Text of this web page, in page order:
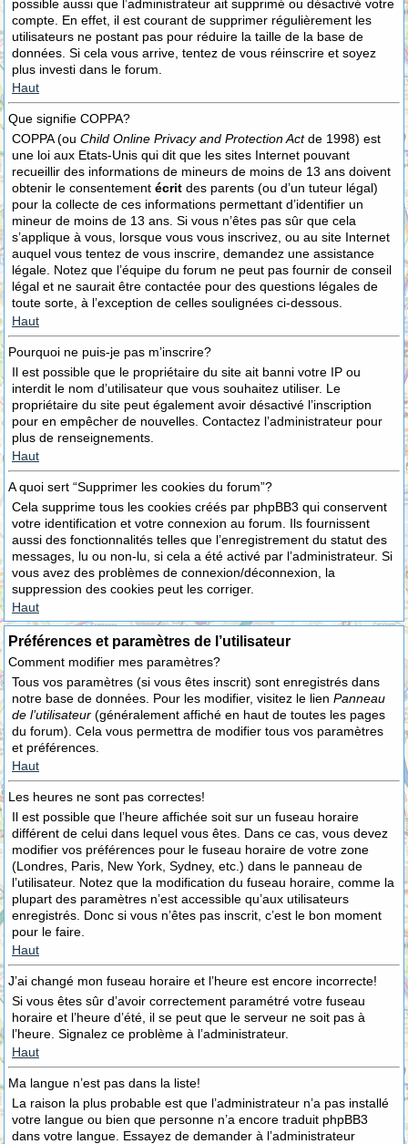
possible aussi que l’administrateur ait supprimé ou désactivé votre
compte. En effet, il est courant de supprimer régulièrement les
utilisateurs ne postant pas pour réduire la taille de la base de
données. Si cela vous arrive, tentez de vous réinscrire et soyez
plus investi dans le forum.
Haut
Que signifie COPPA?
COPPA (ou Child Online Privacy and Protection Actde 1998) est
une loi aux Etats-Unis qui dit que les sites Internet pouvant
recueillir des informations de mineurs de moins de 13 ans doivent
obtenir le consentement écrit des parents (ou d’un tuteur légal)
pour la collecte de ces informations permettant d’identifier un
mineur de moins de 13 ans. Si vous n’êtes pas sûr que cela
s’applique à vous, lorsque vous vous inscrivez, ou au site Internet
auquel vous tentez de vous inscrire, demandez une assistance
légale. Notez que l’équipe du forum ne peut pas fournir de conseil
légal et ne saurait être contactée pour des questions légales de
toute sorte, à l’exception de celles soulignées ci-dessous.
Haut
Pourquoi ne puis-je pas m’inscrire?
Il est possible que le propriétaire du site ait banni votre IP ou
interdit le nom d’utilisateur que vous souhaitez utiliser. Le
propriétaire du site peut également avoir désactivé l’inscription
pour en empêcher de nouvelles. Contactez l’administrateur pour
plus de renseignements.
Haut
A quoi sert “Supprimer les cookies du forum”?
Cela supprime tous les cookies créés par phpBB3 qui conservent
votre identification et votre connexion au forum. Ils fournissent
aussi des fonctionnalités telles que l’enregistrement du statut des
messages, lu ou non-lu, si cela a été activé par l’administrateur. Si
vous avez des problèmes de connexion/déconnexion, la
suppression des cookies peut les corriger.
Haut
Préférences et paramètres de l’utilisateur
Comment modifier mes paramètres?
Tous vos paramètres (si vous êtes inscrit) sont enregistrés dans
notre base de données. Pour les modifier, visitez le lien Panneau
de l’utilisateur (généralement affiché en haut de toutes les pages
du forum). Cela vous permettra de modifier tous vos paramètres
et préférences.
Haut
Les heures ne sont pas correctes!
Il est possible que l’heure affichée soit sur un fuseau horaire
différent de celui dans lequel vous êtes. Dans ce cas, vous devez
modifier vos préférences pour le fuseau horaire de votre zone
(Londres, Paris, New York, Sydney, etc.) dans le panneau de
l’utilisateur. Notez que la modification du fuseau horaire, comme la
plupart des paramètres n’est accessible qu’aux utilisateurs
enregistrés. Donc si vous n’êtes pas inscrit, c’est le bon moment
pour le faire.
Haut
J’ai changé mon fuseau horaire et l’heure est encore incorrecte!
Si vous êtes sûr d’avoir correctement paramétré votre fuseau
horaire et l’heure d’été, il se peut que le serveur ne soit pas à
l’heure. Signalez ce problème à l’administrateur.
Haut
Ma langue n’est pas dans la liste!
La raison la plus probable est que l’administrateur n’a pas installé
votre langue ou bien que personne n’a encore traduit phpBB3
dans votre langue. Essayez de demander à l’administrateur